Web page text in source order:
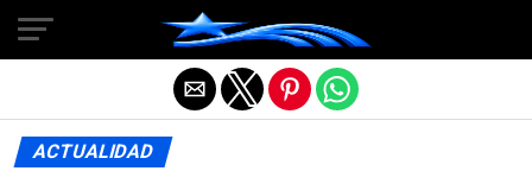
ACTUALIDAD
Salir de la versión móvil